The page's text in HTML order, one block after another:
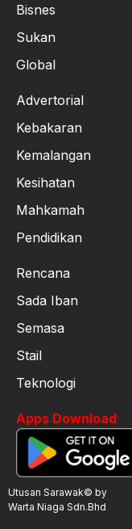
Bisnes
Sukan
Global
Advertorial
Kebakaran
Kemalangan
Kesihatan
Mahkamah
Pendidikan
Rencana
Sada Iban
Semasa
Stail
Teknologi
Apps Download
Utusan Sarawak© by
Warta Niaga Sdn.Bhd